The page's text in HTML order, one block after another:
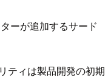
ーが追加するサード
ティは製品開発の初期